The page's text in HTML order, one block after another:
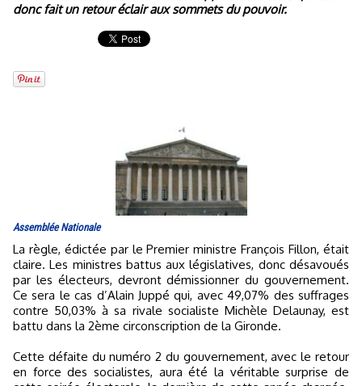
donc fait un retour éclair aux sommets du pouvoir.
Assemblée Nationale
La règle, édictée par le Premier ministre François Fillon, était
claire. Les ministres battus aux législatives, donc désavoués
par les électeurs, devront démissionner du gouvernement.
Ce sera le cas d’Alain Juppé qui, avec 49,07% des suffrages
contre 50,03% à sa rivale socialiste Michèle Delaunay, est
battu dans la 2ème circonscription de la Gironde.
Cette défaite du numéro 2 du gouvernement, avec le retour
en force des socialistes, aura été la véritable surprise de